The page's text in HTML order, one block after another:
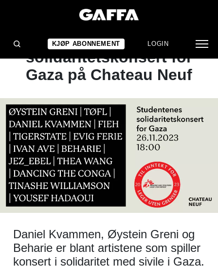
KJØP ABONNEMENT LOGIN
NYHET
Siste artistslipp før
solidaritetskonsert for
Gaza på Chateau Neuf
Daniel Kvammen, Øystein Greni og
Beharie er blant artistene som spiller
konsert i solidaritet med sivile i Gaza.